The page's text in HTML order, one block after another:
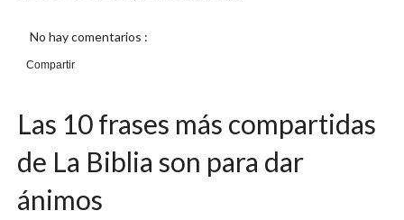
No hay comentarios :
Compartir
Las 10 frases más compartidas
de La Biblia son para dar
ánimos